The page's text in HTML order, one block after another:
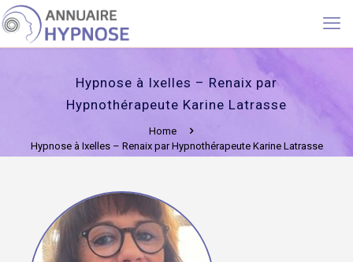
Hypnose à Ixelles – Renaix par
Hypnothérapeute Karine Latrasse
Home
Hypnose à Ixelles – Renaix par Hypnothérapeute Karine Latrasse